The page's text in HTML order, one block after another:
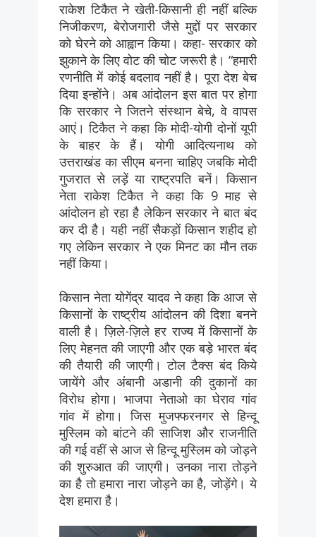
राकेश टिकैत ने खेती-किसानी ही नहीं बल्कि
निजीकरण, बेरोजगारी जैसे मुद्दों पर सरकार
को घेरने को आह्वान किया। कहा- सरकार को
झुकाने के लिए वोट की चोट जरूरी है। “हमारी
रणनीति में कोई बदलाव नहीं है। पूरा देश बेच
दिया इन्होंने। अब आंदोलन इस बात पर होगा
कि सरकार ने जितने संस्थान बेचे, वे वापस
आएं। टिकैत ने कहा कि मोदी-योगी दोनों यूपी
के बाहर के हैं। योगी आदित्यनाथ को
उत्तराखंड का सीएम बनना चाहिए जबकि मोदी
गुजरात से लड़ें या राष्ट्रपति बनें। किसान
नेता राकेश टिकैत ने कहा कि 9 माह से
आंदोलन हो रहा है लेकिन सरकार ने बात बंद
कर दी है। यही नहीं सैकड़ों किसान शहीद हो
गए लेकिन सरकार ने एक मिनट का मौन तक
नहीं किया।
किसान नेता योगेंद्र यादव ने कहा कि आज से
किसानों के राष्ट्रीय आंदोलन की दिशा बनने
वाली है। ज़िले-ज़िले हर राज्य में किसानों के
लिए मेहनत की जाएगी और एक बड़े भारत बंद
की तैयारी की जाएगी। टोल टैक्स बंद किये
जायेंगे और अंबानी अडानी की दुकानों का
विरोध होगा। भाजपा नेताओ का घेराव गांव
गांव में होगा। जिस मुजफ्फरनगर से हिन्दू
मुस्लिम को बांटने की साजिश और राजनीति
की गई वहीं से आज से हिन्दू मुस्लिम को जोड़ने
की शुरुआत की जाएगी। उनका नारा तोड़ने
का है तो हमारा नारा जोड़ने का है, जोड़ेंगे। ये
देश हमारा है।